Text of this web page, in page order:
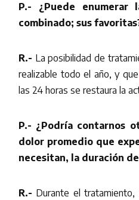
P.- ¿Puede
combinado; sus
R.- La posibilidad de
realizable todo el año, y
las 24 horas se restaura la
P.- ¿Podría contarnos
dolor promedio que
necesitan, la duración
R.- Durante el tratamiento,